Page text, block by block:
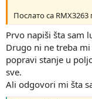
Послато са
Prvo napiši šta sam
Drugo ni ne treba
popravi stanje u
sve.
Ali odgovori mi šta